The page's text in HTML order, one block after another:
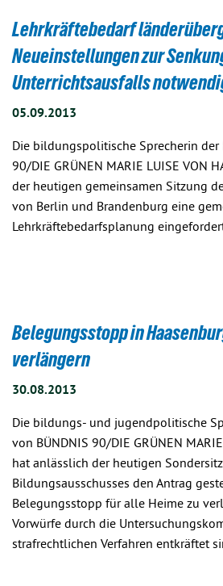
Lehrkräftebedarf
Neueinstellungen zur
Unterrichtsausfalls
05.09.2013
Die bildungspolitische Sprecherin der
90/DIE GRÜNEN MARIE LUISE VON
der heutigen gemeinsamen Sitzung
von Berlin und Brandenburg eine
Lehrkräftebedarfsplanung
Belegungsstopp in
verlängern
30.08.2013
Die bildungs- und jugendpolitische
von BÜNDNIS 90/DIE GRÜNEN
hat anlässlich der heutigen
Bildungsausschusses den Antrag
Belegungsstopp für alle Heime zu
Vorwürfe durch die
strafrechtlichen Verfahren entkräftet